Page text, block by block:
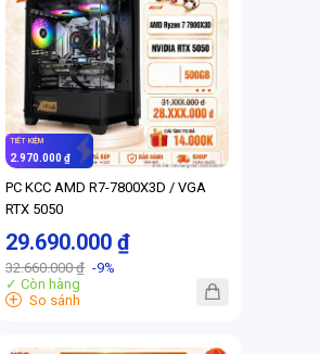
TIẾT KIỆM
2.970.000 ₫
PC KCC AMD R7-7800X3D / VGA
RTX 5050
29.690.000 ₫
32.660.000 ₫ -9%
✓ Còn hàng
+ So sánh